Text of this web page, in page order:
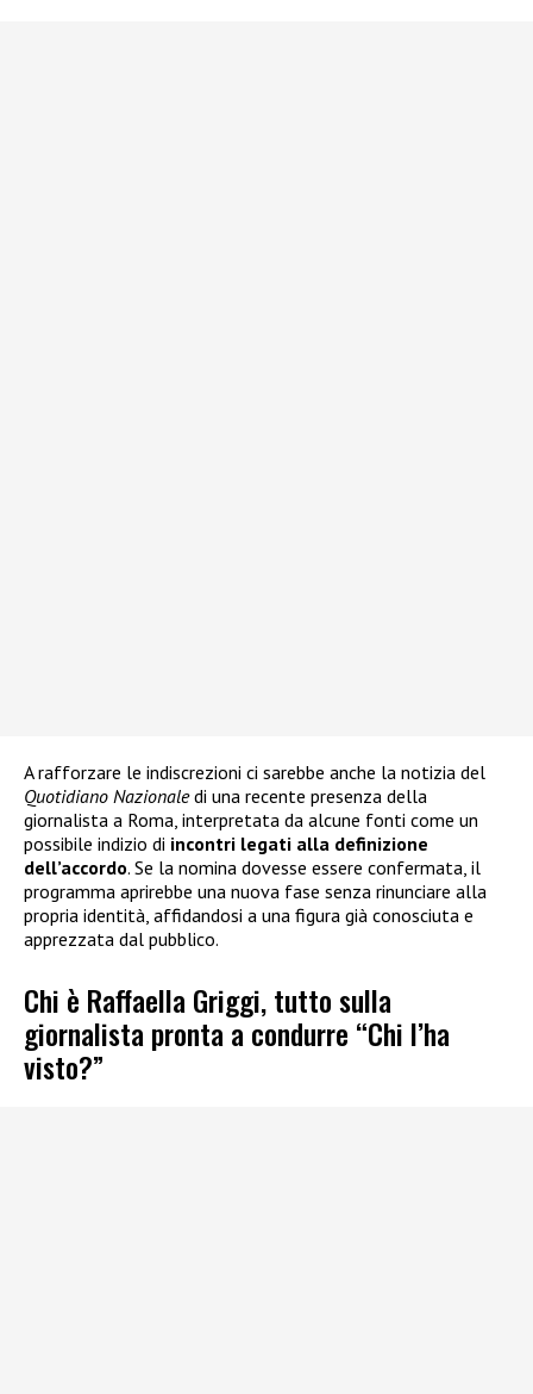
A rafforzare le indiscrezioni ci sarebbe anche la notizia del
Quotidiano Nazionaledi una recente presenza della
giornalista a Roma, interpretata da alcune fonti come un
possibile indizio di incontri legati alla definizione
dell’accordo. Se la nomina dovesse essere confermata, il
programma aprirebbe una nuova fase senza rinunciare alla
propria identità, affidandosi a una figura già conosciuta e
apprezzata dal pubblico.
Chi è Raffaella Griggi, tutto sulla
giornalista pronta a condurre “Chi l’ha
visto?”